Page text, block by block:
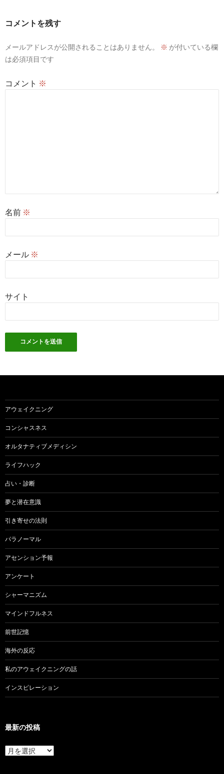
コメントを残す
メールアドレスが公開されることはありません。 ※ が付いている欄
は必須項目です
コメント ※
名前 ※
メール ※
サイト
アウェイクニング
コンシャスネス
オルタナティブメディシン
ライフハック
占い・診断
夢と潜在意識
引き寄せの法則
パラノーマル
アセンション予報
アンケート
シャーマニズム
マインドフルネス
前世記憶
海外の反応
私のアウェイクニングの話
インスピレーション
最新の投稿
最
新